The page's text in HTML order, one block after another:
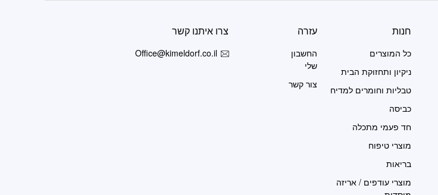
חנות
כל המוצרים
ניקיון ותחזוקת הבית
טבליות וחומרים למדיח
כביסה
חד פעמי מתכלה
מוצרי טיפוח
בריאות
מוצרי עודפים / אריזה
עזרה
החשבון
שלי
צור קשר
צרו איתנו קשר
Office@kimeldorf.co.il